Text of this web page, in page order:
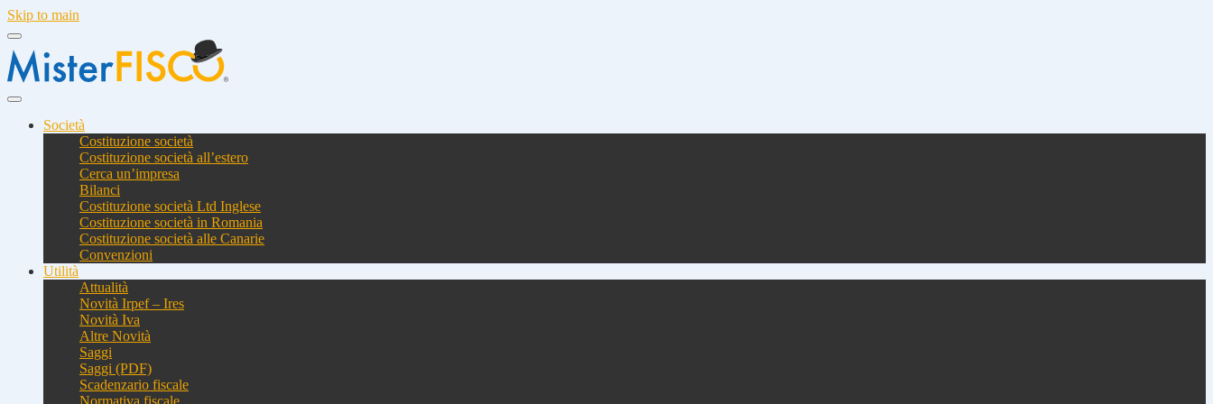
Skip to main
Società
Costituzione società
Costituzione società all’estero
Cerca un’impresa
Bilanci
Costituzione società Ltd Inglese
Costituzione società in Romania
Costituzione società alle Canarie
Convenzioni
Utilità
Attualità
Novità Irpef – Ires
Novità Iva
Altre Novità
Saggi
Saggi (PDF)
Scadenzario fiscale
Normativa fiscale